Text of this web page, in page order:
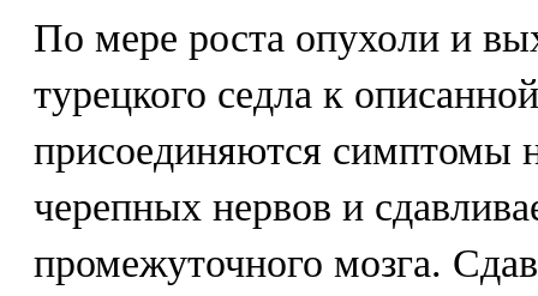
По мере роста опухоли и
турецкого седла к
присоединяются симптомы
черепных нервов и
промежуточного мозга.